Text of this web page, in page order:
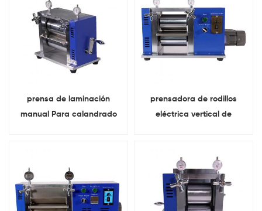
prensa de laminación
manual Para calandrado
prensadora de rodillos
eléctrica vertical de
de batería